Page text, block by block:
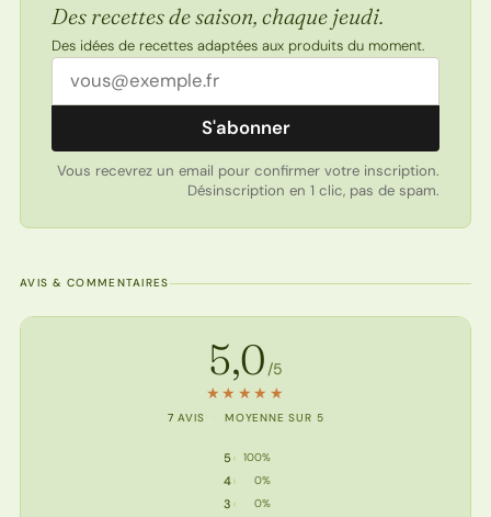
Des recettes de saison, chaque jeudi.
Des idées de recettes adaptées aux produits du moment.
Adresse email
S'abonner
Vous recevrez un email pour confirmer votre inscription.
Désinscription en 1 clic, pas de spam.
AVIS & COMMENTAIRES
Note de la recette
5,0 /5
★ ★ ★ ★ ★
7 AVIS · MOYENNE SUR 5
5
5 étoiles : 7 votes
100%
4
4 étoile : 0 vote
0%
3
3 étoile : 0 vote
0%